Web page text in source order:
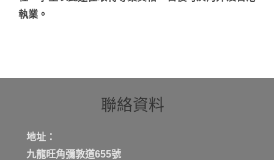
執業。
聯絡資料
地址：
九龍旺角彌敦道655號